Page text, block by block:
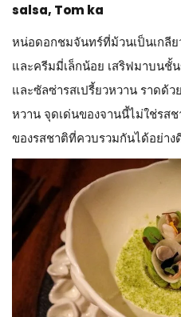
salsa, Tom ka
หน่อดอกชมจันทร์ที่ม้วนเป็นเกลี
และครีมมี่เล็กน้อย เสริฟมาบน
และซัลซ่ารสเปรี้ยวหวาน ราดด้
หวาน จุดเด่นของจานนี้ไม่ใช่ร
ของรสชาติที่ควบรวมกันได้อย่า